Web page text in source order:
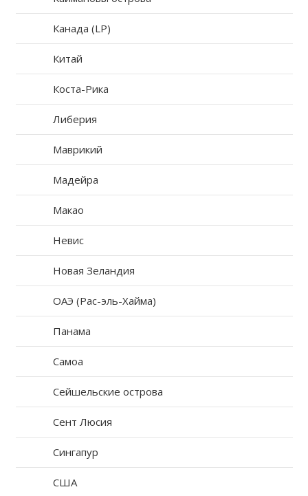
Канада (LP)
Китай
Коста-Рика
Либерия
Маврикий
Мадейра
Макао
Невис
Новая Зеландия
ОАЭ (Рас-эль-Хайма)
Панама
Самоа
Сейшельские острова
Сент Люсия
Сингапур
США